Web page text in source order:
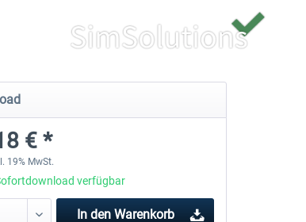
€ *
19% MwSt.
verfügbar
In den Warenkorb